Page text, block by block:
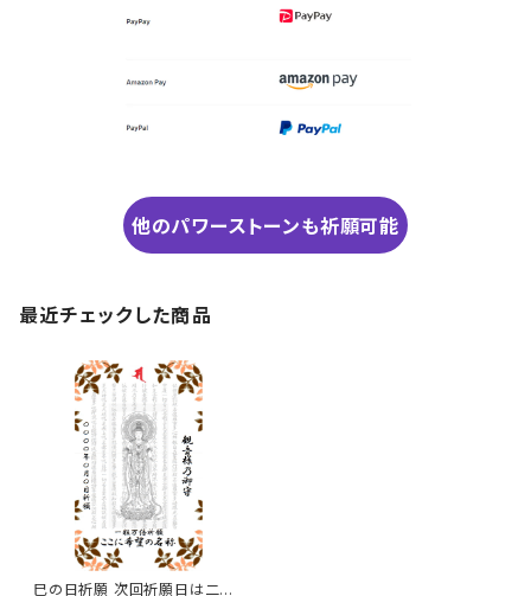
他のパワーストーンも祈願可能
最近チェックした商品
巳の日祈願 次回祈願日は二〇